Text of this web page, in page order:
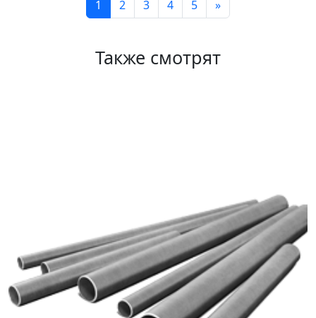
1 2 3 4 5 »
Также смотрят